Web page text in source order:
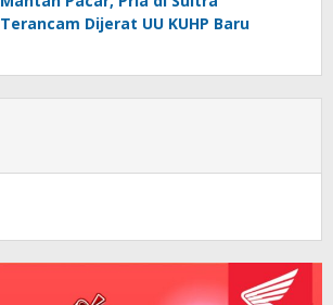
Terancam Dijerat UU KUHP Baru